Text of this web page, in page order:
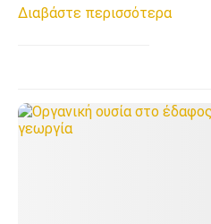
Διαβάστε περισσότερα